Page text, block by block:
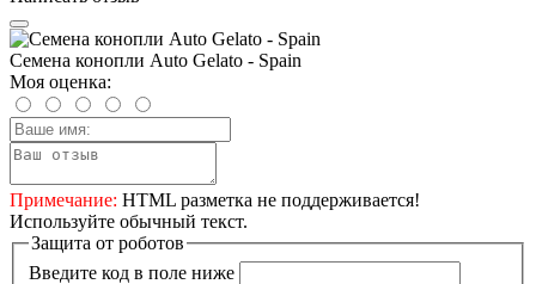
Семена конопли Auto Gelato - Spain
Моя оценка:
Примечание: HTML разметка не поддерживается!
Используйте обычный текст.
Защита от роботов
Введите код в поле ниже